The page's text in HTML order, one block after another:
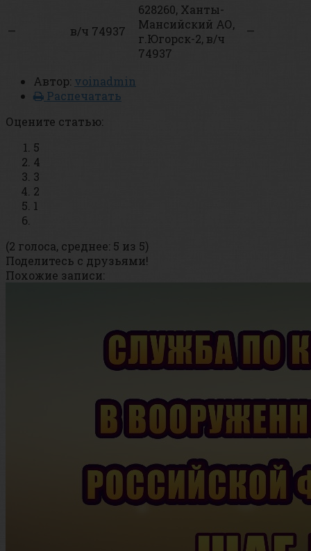
— в/ч 74937
628260, Ханты-
Мансийский АО,
г.Югорск-2, в/ч
74937
—
Автор: voinadmin
Распечатать
Оцените статью:
5
4
3
2
1
(2 голоса, среднее: 5 из 5)
Поделитесь с друзьями!
Похожие записи: